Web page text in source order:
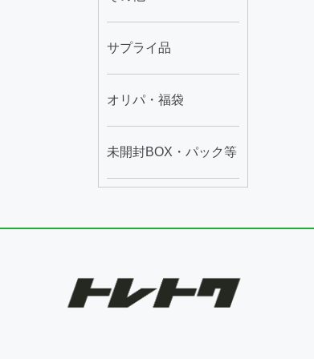
サプライ品
オリパ・福袋
未開封BOX・パック等